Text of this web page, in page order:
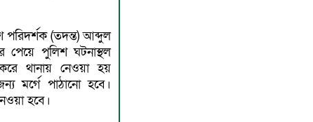
পরিদর্শক (তদন্ত) আব্দুল
পেয়ে পুলিশ ঘটনাস্থল
থানায় নেওয়া হয়
মর্গে পাঠানো হবে।
হবে।